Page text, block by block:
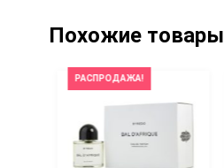
Похожие товары
РАСПРОДАЖА!